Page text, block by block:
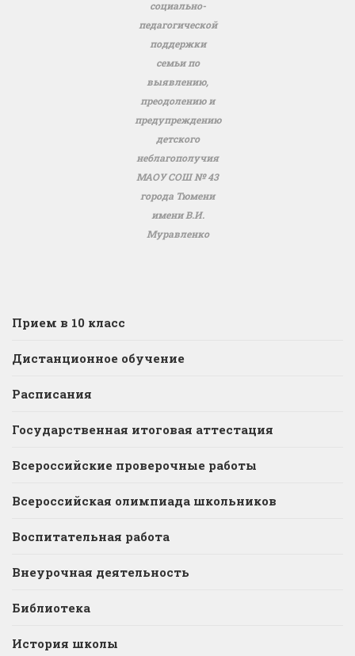
социально-
педагогической
поддержки
семьи по
выявлению,
преодолению и
предупреждению
детского
неблагополучия
МАОУ СОШ № 43
города Тюмени
имени В.И.
Муравленко
Прием в 10 класс
Дистанционное обучение
Расписания
Государственная итоговая аттестация
Всероссийские проверочные работы
Всероссийская олимпиада школьников
Воспитательная работа
Внеурочная деятельность
Библиотека
История школы